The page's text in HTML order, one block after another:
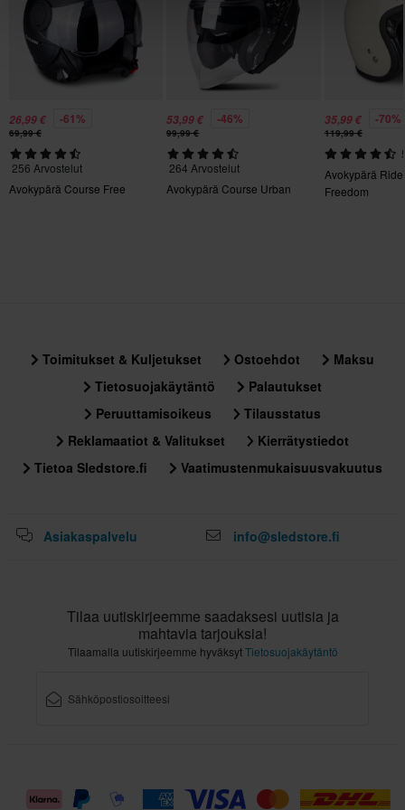
347 x 403 x 339 mm
26,99 € -61%
69,99 €
256 Arvostelut
Avokypärä Course Free
53,99 € -46%
99,99 €
264 Arvostelut
Avokypärä Course Urban
35,99 € -70%
119,99 €
Avokypärä
Freedom
Toimitukset & Kuljetukset Ostoehdot
Maksu
Tietosuojakäytäntö
Palautukset
Peruuttamisoikeus
Tilausstatus
Reklamaatiot & Valitukset
Kierrätystiedot
Tietoa Sledstore.fi
Vaatimustenmukaisuusvakuutus
Asiakaspalvelu info@sledstore.fi
Tilaa uutiskirjeemme saadaksesi uutisia ja
mahtavia tarjouksia!
Tilaamalla uutiskirjeemme hyväksytTietosuojakäytäntö